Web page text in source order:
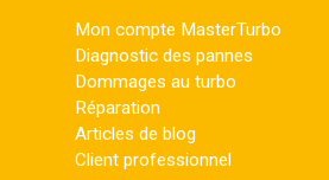
Mon compte MasterTurbo
Diagnostic des pannes
Dommages au turbo
Réparation
Articles de blog
Client professionnel